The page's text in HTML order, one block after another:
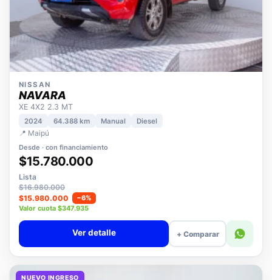
NISSAN
NAVARA
XE 4X2 2.3 MT
2024
📍 Maipú
Desde · con financiamiento
$15.780.000
Lista
$16.980.000
$15.980.000
−6%
Valor cuota $347.935
+ Comparar